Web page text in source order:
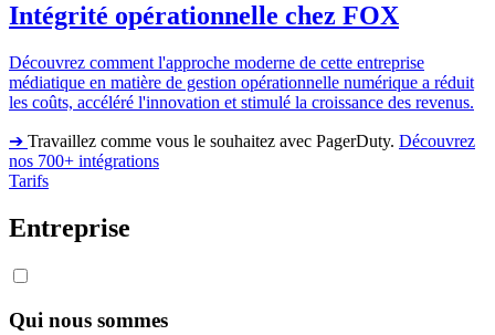
Intégrité opérationnelle chez FOX
Découvrez comment l'approche moderne de cette entreprise
médiatique en matière de gestion opérationnelle numérique a réduit
les coûts, accéléré l'innovation et stimulé la croissance des revenus.
➔ Travaillez comme vous le souhaitez avec PagerDuty. Découvrez
nos 700+ intégrations
Tarifs
Entreprise
Qui nous sommes